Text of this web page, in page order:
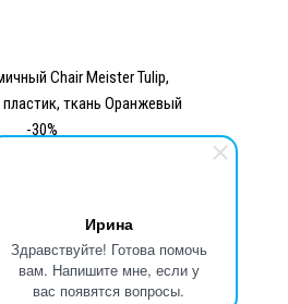
Ирина
Здравствуйте! Готова помочь
вам. Напишите мне, если у
вас появятся вопросы.
Chair Meister Tulip,
ткань Оранжевый
-30%